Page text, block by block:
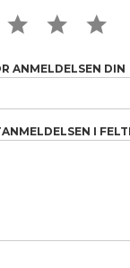
3 STAR4 STAR5 STAR
ANMELDELSEN DIN
I